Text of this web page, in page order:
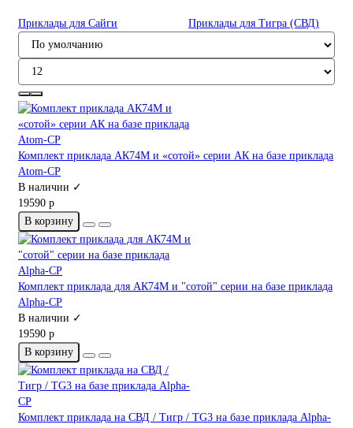
Приклады для Сайги Приклады для Тигра (СВД)
Комплект приклада АК74М и «сотой» серии АК на базе приклада
Atom-CP
В наличии ✓
19590 р
В корзину
Комплект приклада для АК74М и "сотой" серии на базе приклада
Alpha-CP
В наличии ✓
19590 р
В корзину
Комплект приклада на СВД / Тигр / TG3 на базе приклада Alpha-